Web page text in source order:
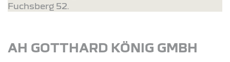
Fuchsberg 52.
AH GOTTHARD KÖNIG GMBH